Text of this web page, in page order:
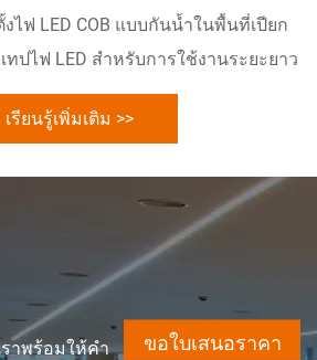
ไฟ LED COB แบบกันน้ำในพื้นที่เปียก
ทปไฟ LED สำหรับการใช้งานระยะยาว
เรียนรู้เพิ่มเติม >>
าพร้อมให้คำ
ขอใบเสนอราคา